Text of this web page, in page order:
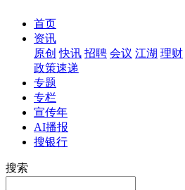
首页
资讯
原创 快讯 招聘 会议 江湖 理财
政策速递
专题
专栏
宣传年
AI播报
搜银行
搜索